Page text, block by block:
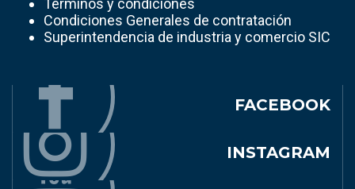
Condiciones Generales de contratación
Superintendencia de industria y comercio SIC
FACEBOOK
INSTAGRAM